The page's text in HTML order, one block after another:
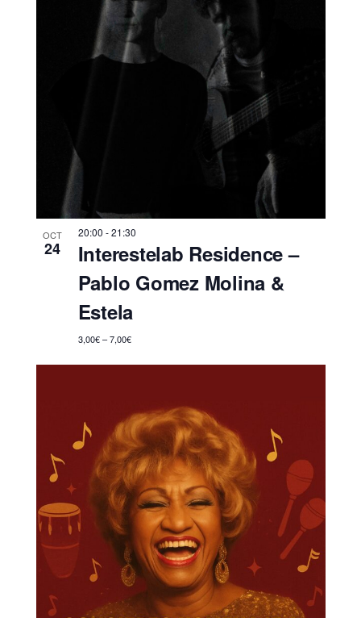
OCT
24
20:00 -21:30
Interestelab Residence –
Pablo Gomez Molina &
Estela
3,00€ – 7,00€